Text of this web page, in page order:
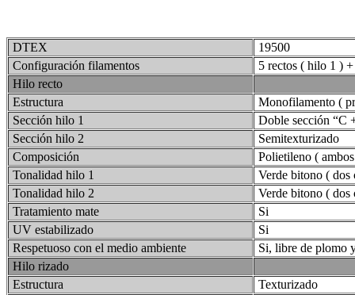
DTEX
19500
Configuración filamentos
5 rectos ( hilo 1 )
Hilo recto
Estructura
Monofilamento (
Sección hilo 1
Doble sección “C
Sección hilo 2
Semitexturizado
Composición
Polietileno (
Tonalidad hilo 1
Verde bitono ( dos
Tonalidad hilo 2
Verde bitono ( dos
Tratamiento mate
Si
UV estabilizado
Si
Respetuoso con el medio ambiente
Si, libre de plomo
Hilo rizado
Estructura
Texturizado